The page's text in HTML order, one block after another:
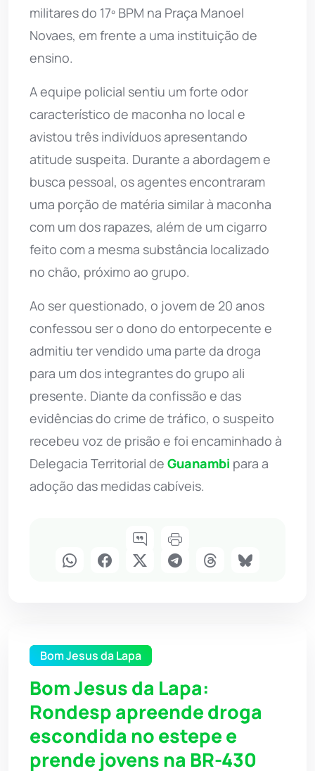
militares do 17º BPM na Praça Manoel
Novaes, em frente a uma instituição de
ensino.
A equipe policial sentiu um forte odor
característico de maconha no local e
avistou três indivíduos apresentando
atitude suspeita. Durante a abordagem e
busca pessoal, os agentes encontraram
uma porção de matéria similar à maconha
com um dos rapazes, além de um cigarro
feito com a mesma substância localizado
no chão, próximo ao grupo.
Ao ser questionado, o jovem de 20 anos
confessou ser o dono do entorpecente e
admitiu ter vendido uma parte da droga
para um dos integrantes do grupo ali
presente. Diante da confissão e das
evidências do crime de tráfico, o suspeito
recebeu voz de prisão e foi encaminhado à
Delegacia Territorial de Guanambi para a
adoção das medidas cabíveis.
Bom Jesus da Lapa
Bom Jesus da Lapa:
Rondesp apreende droga
escondida no estepe e
prende jovens na BR-430